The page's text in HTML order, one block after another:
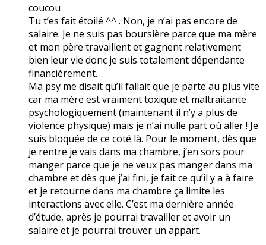
coucou
Tu t’es fait étoilé ^^ . Non, je n’ai pas encore de
salaire. Je ne suis pas boursière parce que ma mère
et mon père travaillent et gagnent relativement
bien leur vie donc je suis totalement dépendante
financièrement.
Ma psy me disait qu’il fallait que je parte au plus vite
car ma mère est vraiment toxique et maltraitante
psychologiquement (maintenant il n’y a plus de
violence physique) mais je n’ai nulle part où aller ! Je
suis bloquée de ce coté là. Pour le moment, dès que
je rentre je vais dans ma chambre, j’en sors pour
manger parce que je ne veux pas manger dans ma
chambre et dès que j’ai fini, je fait ce qu’il y a à faire
et je retourne dans ma chambre ça limite les
interactions avec elle. C’est ma dernière année
d’étude, après je pourrai travailler et avoir un
salaire et je pourrai trouver un appart.